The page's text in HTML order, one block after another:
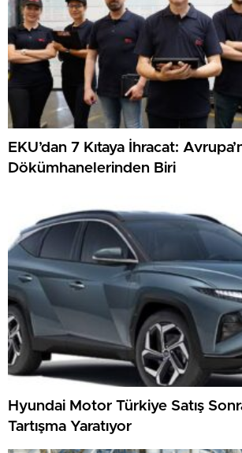
EKU’dan 7 Kıtaya İhracat:
Dökümhanelerinden Biri
Hyundai Motor Türkiye Satış
Tartışma Yaratıyor